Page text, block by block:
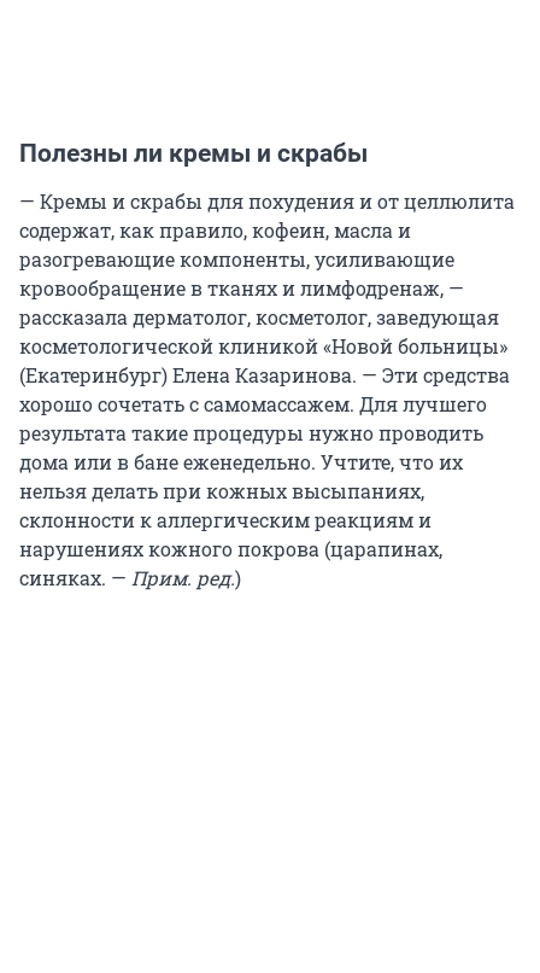
Полезны ли кремы и скрабы
— Кремы и скрабы для похудения и от целлюлита
содержат, как правило, кофеин, масла и
разогревающие компоненты, усиливающие
кровообращение в тканях и лимфодренаж, —
рассказала дерматолог, косметолог, заведующая
косметологической клиникой «Новой больницы»
(Екатеринбург) Елена Казаринова. — Эти средства
хорошо сочетать с самомассажем. Для лучшего
результата такие процедуры нужно проводить
дома или в бане еженедельно. Учтите, что их
нельзя делать при кожных высыпаниях,
склонности к аллергическим реакциям и
нарушениях кожного покрова (царапинах,
синяках. — Прим. ред.)